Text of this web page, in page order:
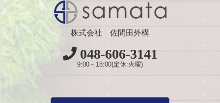
株式会社 佐間田外構
048-606-3141
9:00～18:00(定休:火曜)